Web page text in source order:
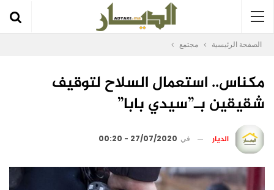
الصفحة الرئيسية مجتمع
مكناس.. استعمال السلاح لتوقيف
شقيقين بـ”سيدي بابا”
الديار في 27/07/2020 - 00:20